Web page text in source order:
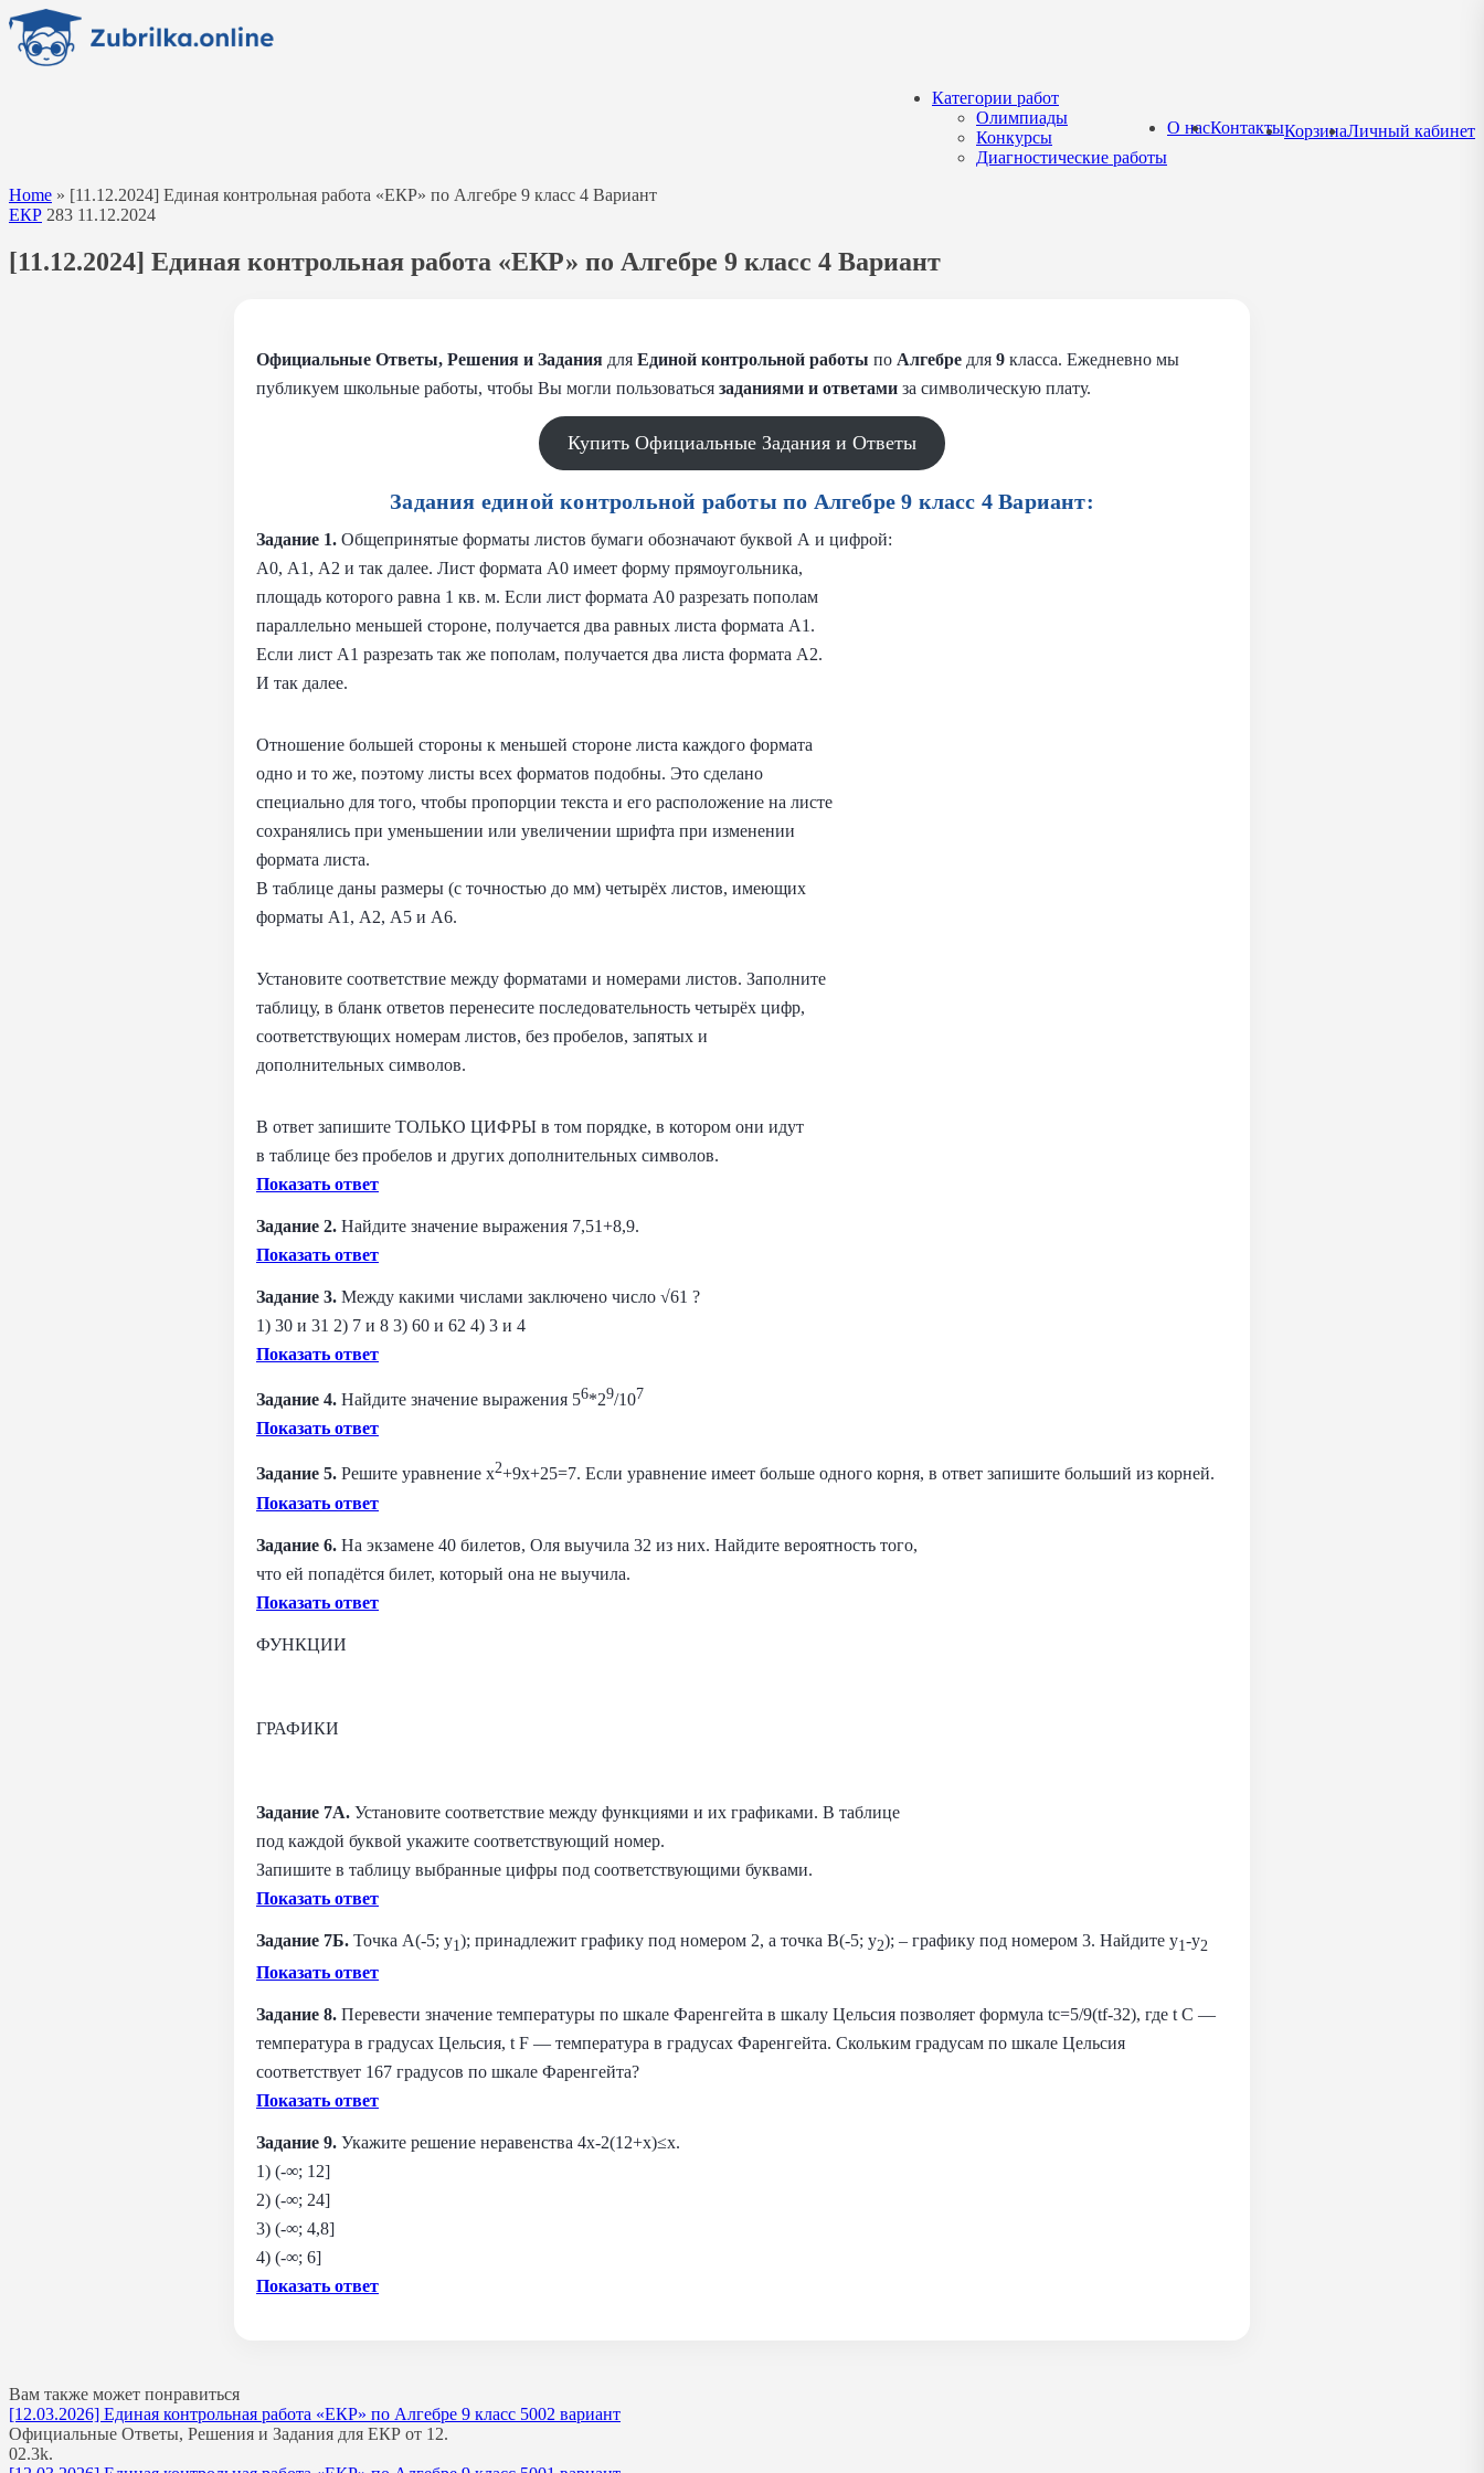
Перейти
содержанию
Категории работ
Олимпиады
Конкурсы
Диагностические работы
О насКонтактыКорзинаЛичный кабинет
Home » [11.12.2024] Единая контрольная работа «ЕКР» по Алгебре 9 класс 4 Вариант
ЕКР 283 11.12.2024
[11.12.2024] Единая контрольная работа «ЕКР» по Алгебре 9 класс 4 Вариант
Официальные Ответы, Решения и Задания для Единой контрольной работы по Алгебре для 9 класса. Ежедневно мы
публикуем школьные работы, чтобы Вы могли пользоваться заданиями и ответами за символическую плату.
Купить Официальные Задания и Ответы
Задания единой контрольной работы по Алгебре 9 класс 4 Вариант:
Задание 1. Общепринятые форматы листов бумаги обозначают буквой А и цифрой:
А0, А1, А2 и так далее. Лист формата А0 имеет форму прямоугольника,
площадь которого равна 1 кв. м. Если лист формата А0 разрезать пополам
параллельно меньшей стороне, получается два равных листа формата А1.
Если лист А1 разрезать так же пополам, получается два листа формата А2.
И так далее.
Отношение большей стороны к меньшей стороне листа каждого формата
одно и то же, поэтому листы всех форматов подобны. Это сделано
специально для того, чтобы пропорции текста и его расположение на листе
сохранялись при уменьшении или увеличении шрифта при изменении
формата листа.
В таблице даны размеры (с точностью до мм) четырёх листов, имеющих
форматы А1, А2, А5 и А6.
Установите соответствие между форматами и номерами листов. Заполните
таблицу, в бланк ответов перенесите последовательность четырёх цифр,
соответствующих номерам листов, без пробелов, запятых и
дополнительных символов.
В ответ запишите ТОЛЬКО ЦИФРЫ в том порядке, в котором они идут
в таблице без пробелов и других дополнительных символов.
Показать ответ
Задание 2. Найдите значение выражения 7,51+8,9.
Показать ответ
Задание 3. Между какими числами заключено число √61 ?
1) 30 и 31 2) 7 и 8 3) 60 и 62 4) 3 и 4
Показать ответ
Задание 4. Найдите значение выражения 56*29/107
Показать ответ
Задание 5. Решите уравнение x2+9x+25=7. Если уравнение имеет больше одного корня, в ответ запишите больший из корней.
Показать ответ
Задание 6. На экзамене 40 билетов, Оля выучила 32 из них. Найдите вероятность того,
что ей попадётся билет, который она не выучила.
Показать ответ
ФУНКЦИИ
ГРАФИКИ
Задание 7А. Установите соответствие между функциями и их графиками. В таблице
под каждой буквой укажите соответствующий номер.
Запишите в таблицу выбранные цифры под соответствующими буквами.
Показать ответ
Задание 7Б. Точка A(-5; y1 ); принадлежит графику под номером 2, а точка B(-5; y2); – графику под номером 3. Найдите y1 -y2
Показать ответ
Задание 8. Перевести значение температуры по шкале Фаренгейта в шкалу Цельсия позволяет формула tc=5/9(tf-32), где t C —
температура в градусах Цельсия, t F — температура в градусах Фаренгейта. Скольким градусам по шкале Цельсия
соответствует 167 градусов по шкале Фаренгейта?
Показать ответ
Задание 9. Укажите решение неравенства 4x-2(12+x)≤x.
1) (-∞; 12]
2) (-∞; 24]
3) (-∞; 4,8]
4) (-∞; 6]
Показать ответ
Вам также может понравиться
[12.03.2026] Единая контрольная работа «ЕКР» по Алгебре 9 класс 5002 вариант
Официальные Ответы, Решения и Задания для ЕКР от 12.
02.3k.